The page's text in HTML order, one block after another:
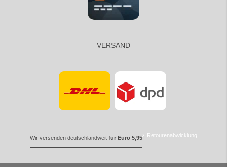
VERSAND
Wir versenden deutschlandweit für Euro 5,95 Retourenabwicklung